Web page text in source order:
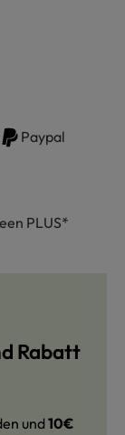
Paypal
PLUS*
Rabatt
und10€